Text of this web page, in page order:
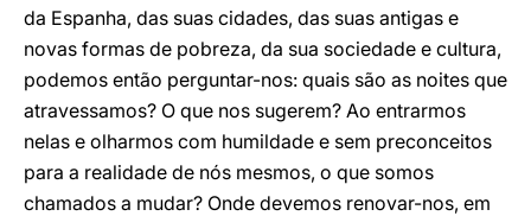
da Espanha, das suas cidades, das suas antigas e
novas formas de pobreza, da sua sociedade e cultura,
podemos então perguntar-nos: quais são as noites que
atravessamos? O que nos sugerem? Ao entrarmos
nelas e olharmos com humildade e sem preconceitos
para a realidade de nós mesmos, o que somos
chamados a mudar? Onde devemos renovar-nos, em